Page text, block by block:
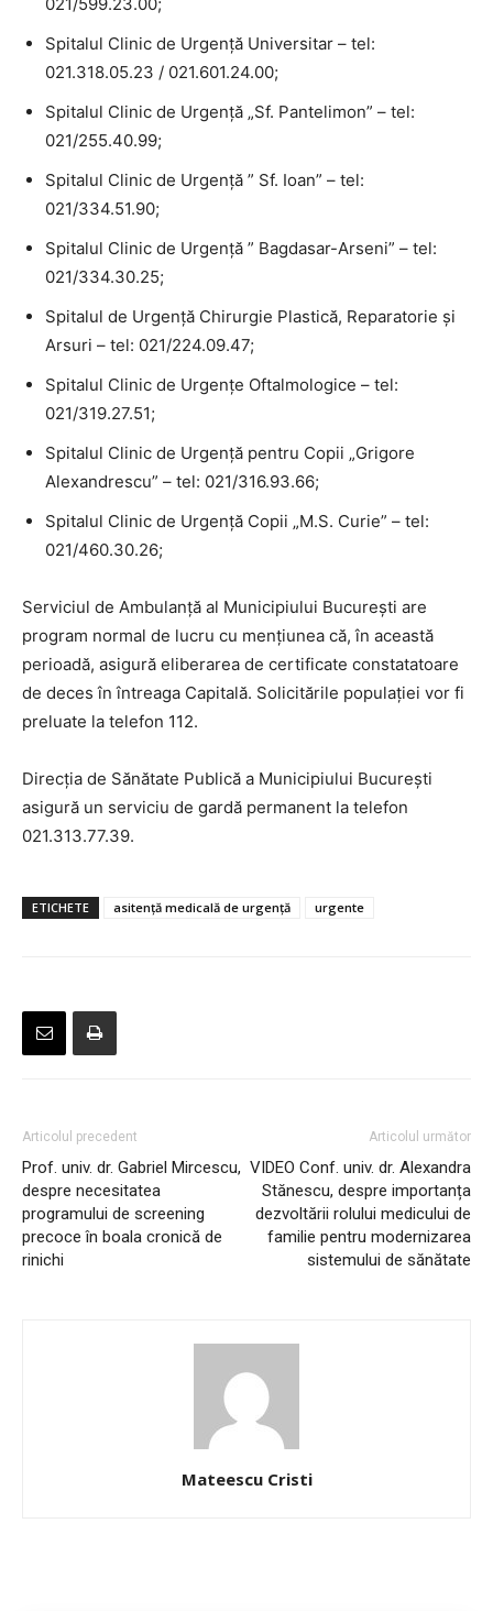
Spitalul Clinic de Urgenţă Universitar – tel:
021.318.05.23 / 021.601.24.00;
Spitalul Clinic de Urgenţă „Sf. Pantelimon” – tel:
021/255.40.99;
Spitalul Clinic de Urgenţă ” Sf. Ioan” – tel:
021/334.51.90;
Spitalul Clinic de Urgenţă ” Bagdasar-Arseni” – tel:
021/334.30.25;
Spitalul de Urgenţă Chirurgie Plastică, Reparatorie şi
Arsuri – tel: 021/224.09.47;
Spitalul Clinic de Urgenţe Oftalmologice – tel:
021/319.27.51;
Spitalul Clinic de Urgenţă pentru Copii „Grigore
Alexandrescu” – tel: 021/316.93.66;
Spitalul Clinic de Urgenţă Copii „M.S. Curie” – tel:
021/460.30.26;
Serviciul de Ambulanţă al Municipiului Bucureşti are
program normal de lucru cu menţiunea că, în această
perioadă, asigură eliberarea de certificate constatatoare
de deces în întreaga Capitală. Solicitările populaţiei vor fi
preluate la telefon 112.
Direcţia de Sănătate Publică a Municipiului Bucureşti
asigură un serviciu de gardă permanent la telefon
021.313.77.39.
ETICHETE asitență medicală de urgență urgente
Articolul precedent
Prof. univ. dr. Gabriel Mircescu,
despre necesitatea
programului de screening
precoce în boala cronică de
rinichi
Articolul următor
VIDEO Conf. univ. dr. Alexandra
Stănescu, despre importanța
dezvoltării rolului medicului de
familie pentru modernizarea
sistemului de sănătate
Mateescu Cristi